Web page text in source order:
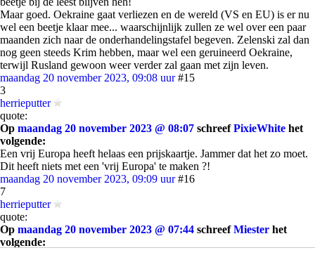
Maar goed. Oekraine gaat verliezen en de wereld (VS en EU) is er nu
wel een beetje klaar mee... waarschijnlijk zullen ze wel over een paar
maanden zich naar de onderhandelingstafel begeven. Zelenski zal dan
nog geen steeds Krim hebben, maar wel een geruineerd Oekraine,
terwijl Rusland gewoon weer verder zal gaan met zijn leven.
maandag 20 november 2023, 09:08 uur #15
3
herrieputter
quote:
Op maandag 20 november 2023 @ 08:07 schreefPixieWhite het
volgende:
Een vrij Europa heeft helaas een prijskaartje. Jammer dat het zo moet.
Dit heeft niets met een 'vrij Europa' te maken ?!
maandag 20 november 2023, 09:09 uur #16
7
herrieputter
quote:
Op maandag 20 november 2023 @ 07:44 schreefMiester het
volgende: